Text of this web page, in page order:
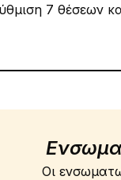
7 θέσεων
Οι